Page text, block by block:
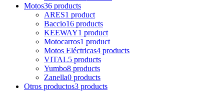
Motos36 products
ARES1 product
Baccio16 products
KEEWAY1 product
Motocarros1 product
Motos Eléctricas4 products
VITAL5 products
Yumbo8 products
Zanella0 products
Otros productos3 products